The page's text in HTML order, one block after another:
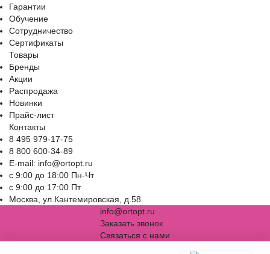
Гарантии
Обучение
Сотрудничество
Сертификаты
Товары
Бренды
Акции
Распродажа
Новинки
Прайс-лист
Контакты
8 495 979-17-75
8 800 600-34-89
E-mail: info@ortopt.ru
c 9:00 до 18:00 Пн-Чт
c 9:00 до 17:00 Пт
Москва, ул.Кантемировская, д.58
info@ortopt.ru
Заказать звонок
Связаться с нами